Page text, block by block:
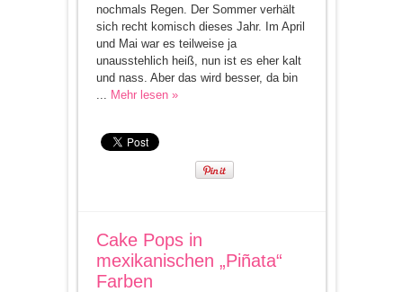
nochmals Regen. Der Sommer verhält
sich recht komisch dieses Jahr. Im April
und Mai war es teilweise ja
unausstehlich heiß, nun ist es eher kalt
und nass. Aber das wird besser, da bin
... Mehr lesen »
Cake Pops in
mexikanischen „Piñata“
Farben